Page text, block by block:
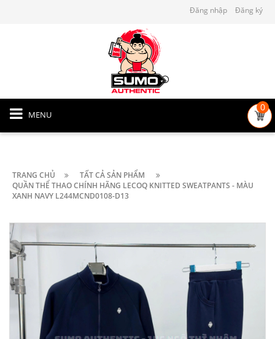
Đăng nhập Đăng ký
MENU
0
TRANG CHỦ
TẤT CẢ SẢN PHẨM
QUẦN THỂ THAO CHÍNH HÃNG LECOQ KNITTED SWEATPANTS - MÀU
XANH NAVY L244MCND0108-D13